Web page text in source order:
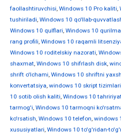
faollashtiruvchisi, Windows 10 Pro kaliti,
tushiriladi, Windows 10 qo'llab-
Windows 10 qulflari, Windows 10
rang profili, Windows 10 raqamli
Windows 10 roditelskiy nazorati,
shaxmat, Windows 10 shifrlash disk,
shrift o'lchami, Windows 10 shriftni
konvertatsiya, windows 10 skript tizimlari
10 sotib olish kaliti, Windows 10
tarmog'i, Windows 10 tarmoqni
ko'rsatish, Windows 10 telefon, windows
xususiyatlari, Windows 10 to'g'ridan-